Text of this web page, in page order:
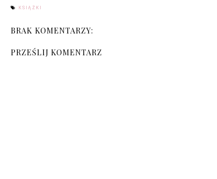
KSIĄŻKI
BRAK KOMENTARZY:
PRZEŚLIJ KOMENTARZ